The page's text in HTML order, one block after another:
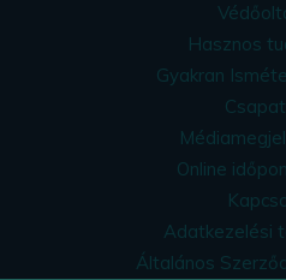
Hasznos
Gyakran
Online
Adatkezelési
Általános